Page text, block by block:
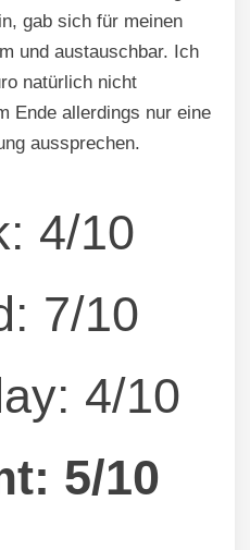
gab sich für meinen
und austauschbar. Ich
natürlich nicht
Ende allerdings nur eine
aussprechen.
4/10
7/10
4/10
5/10